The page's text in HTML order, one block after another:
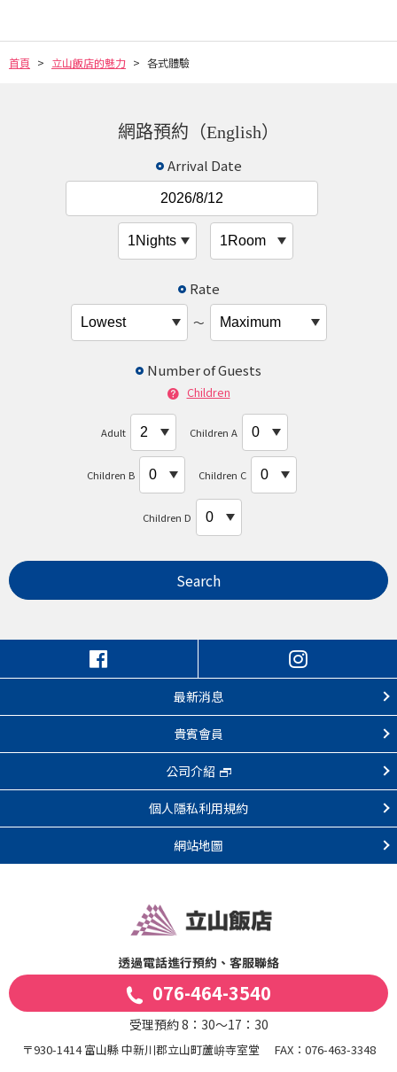
首頁 立山飯店的魅力 各式體驗
網路預約（English）
Arrival Date
Rate
〜
Number of Guests
Children
Adult Children A
Children B Children C
Children D
Search
最新消息
貴賓會員
公司介紹
個人隱私利用規約
網站地圖
透過電話進行預約、客服聯絡
076-464-3540
受理預約 8：30～17：30
〒930-1414 富山縣 中新川郡立山町蘆峅寺室堂 FAX：076-463-3348